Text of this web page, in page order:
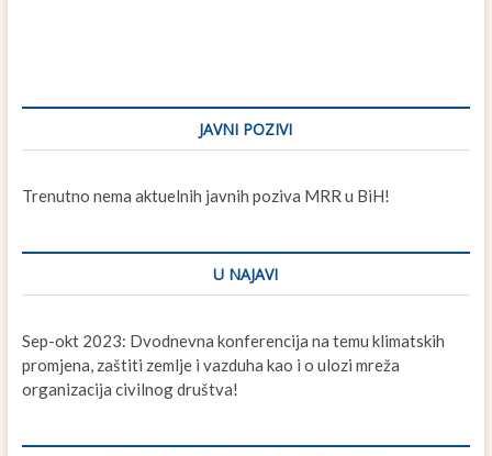
JAVNI POZIVI
Trenutno nema aktuelnih javnih poziva MRR u BiH!
U NAJAVI
Sep-okt 2023: Dvodnevna konferencija na temu klimatskih
promjena, zaštiti zemlje i vazduha kao i o ulozi mreža
organizacija civilnog društva!